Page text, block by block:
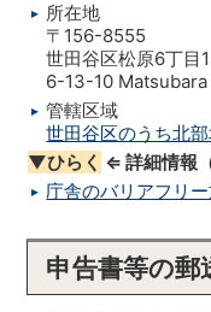
所在地
〒156-8555
世田谷区松原6丁目
6-13-10
管轄区域
世田谷区のうち北
▼ひらく ⇐ 詳細情報
庁舎のバリアフリ
申告書等の郵